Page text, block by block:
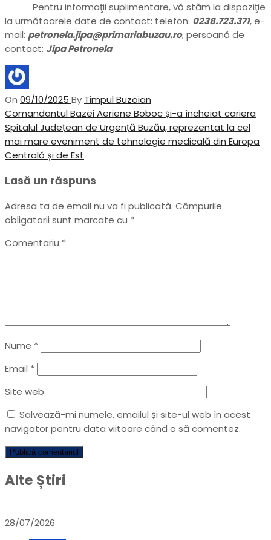
Pentru informaţii suplimentare, vă stăm la dispoziţie
la următoarele date de contact: telefon: 0238.723.371, e-
mail: petronela.jipa@primariabuzau.ro, persoană de
contact: Jipa Petronela.
On 09/10/2025 By Timpul Buzoian
Navigare
în
articole
Previous
Post
Comandantul Bazei Aeriene Boboc și-a încheiat cariera
Next
Post
Spitalul Județean de Urgență Buzău, reprezentat la cel
mai mare eveniment de tehnologie medicală din Europa
Centrală și de Est
Lasă un răspuns
Adresa ta de email nu va fi publicată. Câmpurile
obligatorii sunt marcate cu *
Comentariu *
Nume *
Email *
Site web
Salvează-mi numele, emailul și site-ul web în acest
navigator pentru data viitoare când o să comentez.
Alte Știri
28/07/2026